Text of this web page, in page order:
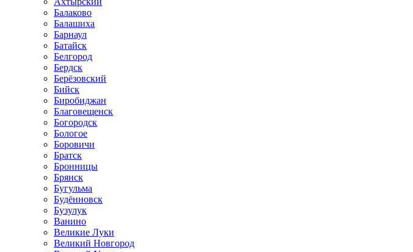
Балаково
Балашиха
Барнаул
Батайск
Белгород
Бердск
Берёзовский
Бийск
Биробиджан
Благовещенск
Богородск
Бологое
Боровичи
Братск
Бронницы
Брянск
Бугульма
Будённовск
Бузулук
Ванино
Великие Луки
Великий Новгород